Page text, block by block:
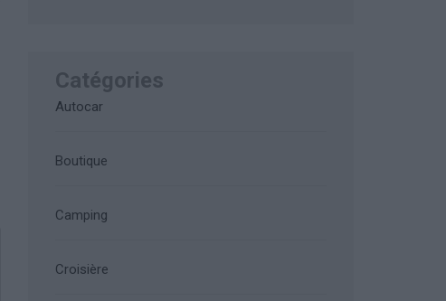
Catégories
Autocar
Boutique
Camping
Croisière